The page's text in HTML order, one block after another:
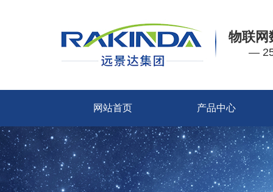
物联网
—
网站首页 产品中心